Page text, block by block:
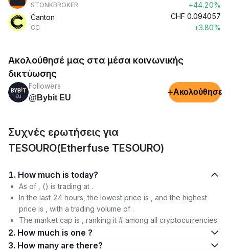
STONKBROKER
+44.20%
Canton
CC
CHF 0.094057
+3.80%
Ακολούθησέ μας στα μέσα κοινωνικής
δικτύωσης
Followers
@Bybit EU
+Ακολούθησε
Συχνές ερωτήσεις για
TESOURO(Etherfuse TESOURO)
1. How much is today?
As of , () is trading at .
In the last 24 hours, the lowest price is , and the highest
price is , with a trading volume of .
The market cap is , ranking it # among all cryptocurrencies.
2. How much is one ?
3. How many are there?